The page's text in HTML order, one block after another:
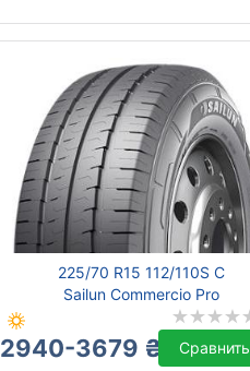
225/70 R15 112/110S C
Sailun Commercio Pro
2940-3679 ₴ Сравнить